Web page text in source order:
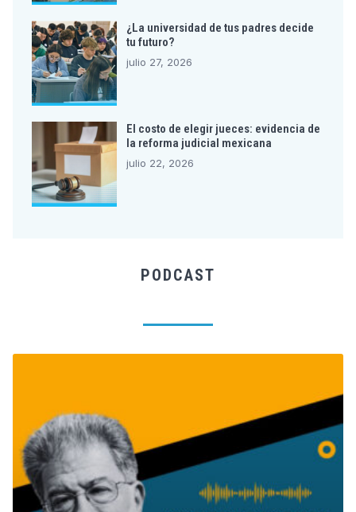
¿La universidad de tus padres decide
tu futuro?
julio 27, 2026
El costo de elegir jueces: evidencia de
la reforma judicial mexicana
julio 22, 2026
PODCAST